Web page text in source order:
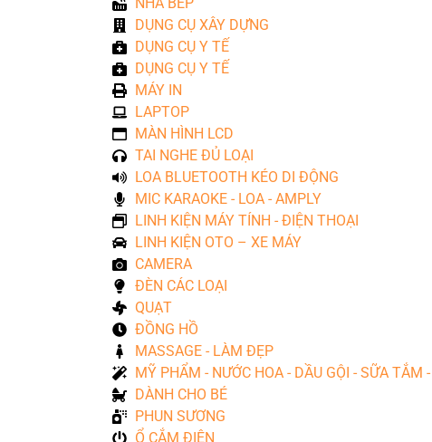
DỤNG CỤ XÂY DỰNG
DỤNG CỤ Y TẾ
DỤNG CỤ Y TẾ
MÁY IN
LAPTOP
MÀN HÌNH LCD
TAI NGHE ĐỦ LOẠI
LOA BLUETOOTH KÉO DI ĐỘNG
MIC KARAOKE - LOA - AMPLY
LINH KIỆN MÁY TÍNH - ĐIỆN THOẠI
LINH KIỆN OTO – XE MÁY
CAMERA
ĐÈN CÁC LOẠI
QUẠT
ĐỒNG HỒ
MASSAGE - LÀM ĐẸP
MỸ PHẨM - NƯỚC HOA - DẦU GỘI - SỮA TẮM
DÀNH CHO BÉ
PHUN SƯƠNG
Ổ CẮM ĐIỆN